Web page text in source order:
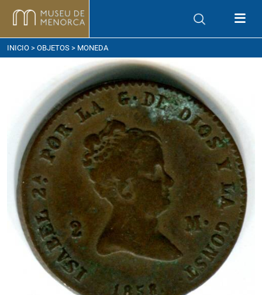
llegar
INICIO > OBJETOS > MONEDA